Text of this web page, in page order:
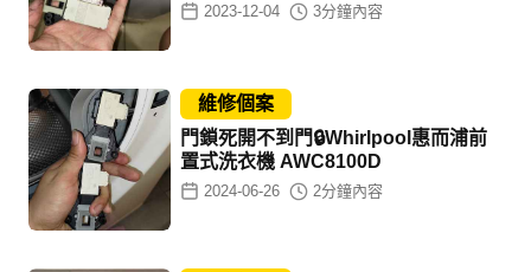
2023-12-04 3分鐘內容
維修個案
門鎖死開不到門🔒Whirlpool惠而浦前
置式洗衣機 AWC8100D
2024-06-26 2分鐘內容